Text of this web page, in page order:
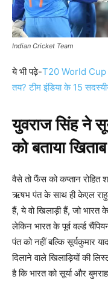
Indian Cricket Team
ये भी पढ़े-T20 World Cup
तय? टीम इंडिया के 15
युवराज सिंह ने
को बताया
वैसे तो फैंस को कप्तान
ऋषभ पंत के साथ ही केएल
हैं, ये वो खिलाड़ी हैं, जो
लेकिन भारत के पूर्व वर्ल्ड
पंत को नहीं बल्कि सूर्यकुमार
दिलाने वाले खिलाड़ियों की
है कि भारत को सूर्या और